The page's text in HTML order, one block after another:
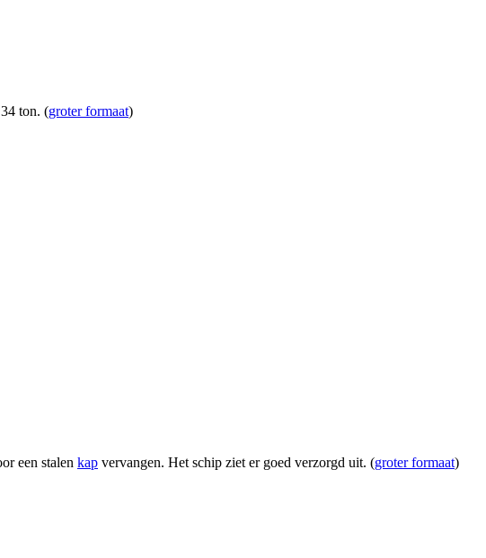
ton. (groter formaat)
een stalen kap vervangen. Het schip ziet er goed verzorgd uit. (groter formaat)